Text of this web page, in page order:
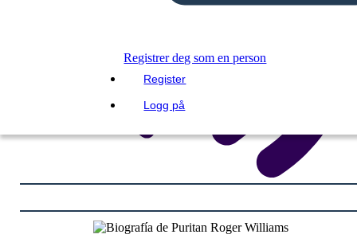
Registrer deg som en person
Register
Logg på